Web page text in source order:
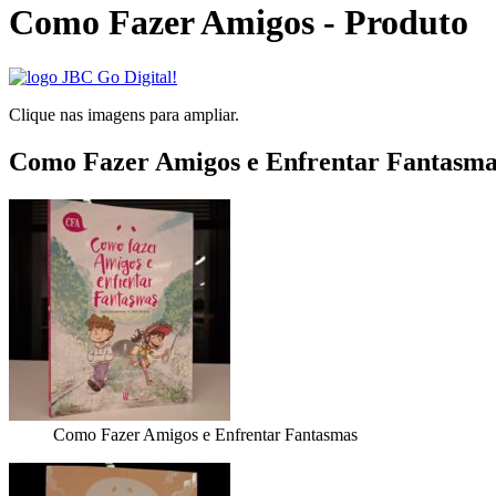
Como Fazer Amigos - Produto
Clique nas imagens para ampliar.
Como Fazer Amigos e Enfrentar
Como Fazer Amigos e Enfrentar Fantasmas